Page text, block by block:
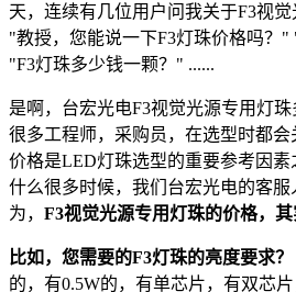
天，连续有几位用户问我关于F3视觉
"教授，您能说一下F3灯珠价格吗？
"F3灯珠多少钱一颗？" ......
是啊，台宏光电F3视觉光源专用灯珠
很多工程师，采购员，在选型时都会
价格是LED灯珠选型的重要参考因
什么很多时候，我们台宏光电的客服
为， F3视觉光源专用灯珠的价格，
比如，您需要的F3灯珠的亮度要求？
的，有0.5W的，有单芯片，有双芯片